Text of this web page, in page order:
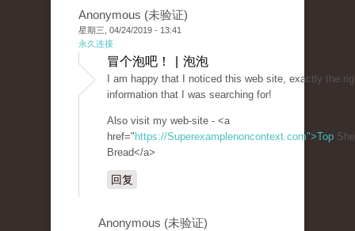
Anonymous (未验证)
星期三, 04/24/2019 - 13:41
永久连接
冒个泡吧！ | 泡泡
I am happy that I noticed this web site, exactly the
information that I was searching for!
Also visit my web-site - <a
href=" https://Superexamplenoncontext.com">Top
Bread</a>
回复
Anonymous (未验证)